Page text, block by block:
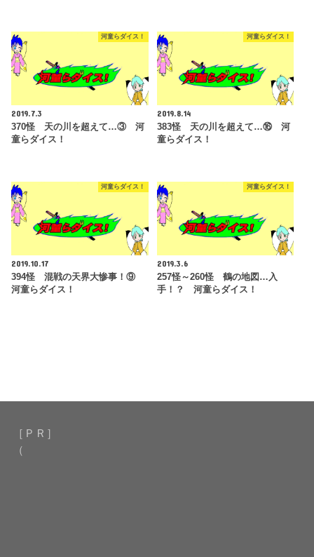
河童らダイス！
2019.7.3
370怪 天の川を超えて…③ 河
童らダイス！
河童らダイス！
2019.8.14
383怪 天の川を超えて…⑯ 河
童らダイス！
河童らダイス！
2019.10.17
394怪 混戦の天界大惨事！⑨
河童らダイス！
河童らダイス！
2019.3.6
257怪～260怪 鶴の地図…入
手！？ 河童らダイス！
［ＰＲ］
（